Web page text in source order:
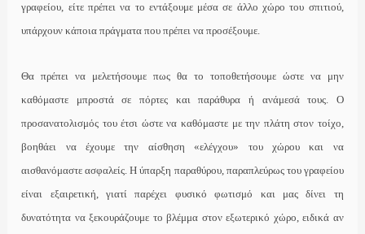
γραφείου, είτε πρέπει να το εντάξουμε μέσα σε άλλο χώρο του σπιτιού,
υπάρχουν κάποια πράγματα που πρέπει να προσέξουμε.
Θα πρέπει να μελετήσουμε πως θα το τοποθετήσουμε ώστε να μην
καθόμαστε μπροστά σε πόρτες και παράθυρα ή ανάμεσά τους. Ο
προσανατολισμός του έτσι ώστε να καθόμαστε με την πλάτη στον τοίχο,
βοηθάει να έχουμε την αίσθηση «ελέγχου» του χώρου και να
αισθανόμαστε ασφαλείς. Η ύπαρξη παραθύρου, παραπλεύρως του γραφείου
είναι εξαιρετική, γιατί παρέχει φυσικό φωτισμό και μας δίνει τη
δυνατότητα να ξεκουράζουμε το βλέμμα στον εξωτερικό χώρο, ειδικά αν